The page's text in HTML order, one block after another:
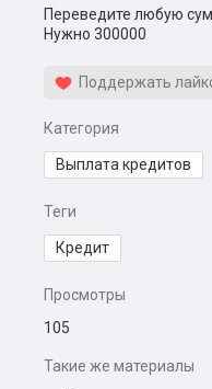
Переведите любую
Нужно 300000
Поддержать
Категория
Выплата кредитов
Теги
Кредит
Просмотры
105
Такие же материалы